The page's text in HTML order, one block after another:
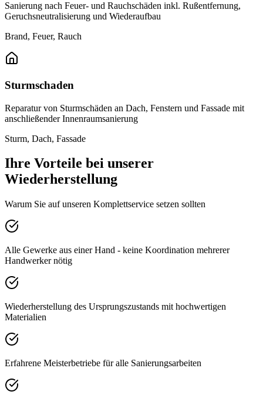
Sanierung nach Feuer- und Rauchschäden inkl. Rußentfernung,
Geruchsneutralisierung und Wiederaufbau
Brand, Feuer, Rauch
Sturmschaden
Reparatur von Sturmschäden an Dach, Fenstern und Fassade mit
anschließender Innenraumsanierung
Sturm, Dach, Fassade
Ihre Vorteile bei unserer
Wiederherstellung
Warum Sie auf unseren Komplettservice setzen sollten
Alle Gewerke aus einer Hand - keine Koordination mehrerer
Handwerker nötig
Wiederherstellung des Ursprungszustands mit hochwertigen
Materialien
Erfahrene Meisterbetriebe für alle Sanierungsarbeiten